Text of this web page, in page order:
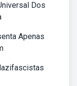
Dos
Apenas